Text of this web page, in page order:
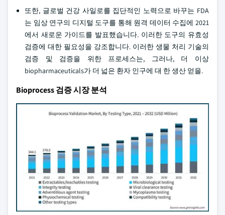
또한, 글로벌 건강 사일로를 집단적인 노력으로 바꾸는 FDA
는 임상 연구의 디지털 도구를 통해 원격 데이터 수집에 2021
에서 새로운 가이드를 발표했습니다. 이러한 도구의 유효성
검증에 대한 필요성을 강조합니다. 이러한 생물 처리 기술의
검증 및 검증을 위한 프로세스는, 그러나, 더 이상
biopharmaceuticals가 더 넓은 환자 인구에 대 한 생산 얻을.
Bioprocess 검증 시장 분석